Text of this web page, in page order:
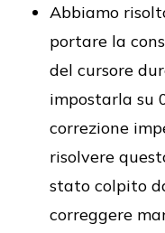
Abbiamo
portare la
del cursore
impostarla su
correzione
risolvere
stato colpito
correggere